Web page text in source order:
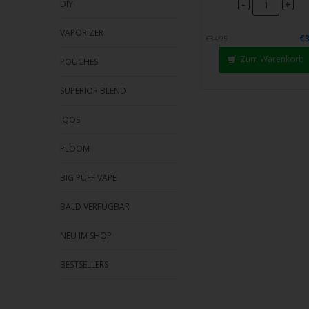
DIY
VAPORIZER
POUCHES
SUPERIOR BLEND
IQOS
PLOOM
BIG PUFF VAPE
BALD VERFÜGBAR
NEU IM SHOP
BESTSELLERS
- +
€34,95
Zum Warenkorb